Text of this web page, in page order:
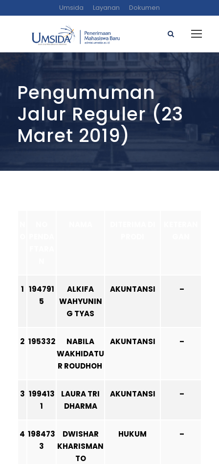
Umsida Layanan Dokumen
Pengumuman
Jalur Reguler (23
Maret 2019)
1 194791
5
ALKIFA
WAHYUNIN
G TYAS
AKUNTANSI –
2 195332
NABILA
WAKHIDATU
R ROUDHOH
AKUNTANSI –
3 199413
1
LAURA TRI
DHARMA
AKUNTANSI –
4 198473
3
DWISHAR
KHARISMAN
TO
HUKUM –